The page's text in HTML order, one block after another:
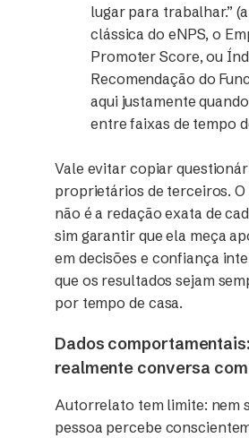
lugar para trabalhar.”
clássica do eNPS, o
Promoter Score, ou
Recomendação do
aqui justamente
entre faixas de tempo
Vale evitar copiar
proprietários de terceiros.
não é a redação exata de
sim garantir que ela meça
em decisões e confiança
que os resultados sejam
por tempo de casa.
Dados
realmente conversa
Autorrelato tem limite: nem
pessoa percebe